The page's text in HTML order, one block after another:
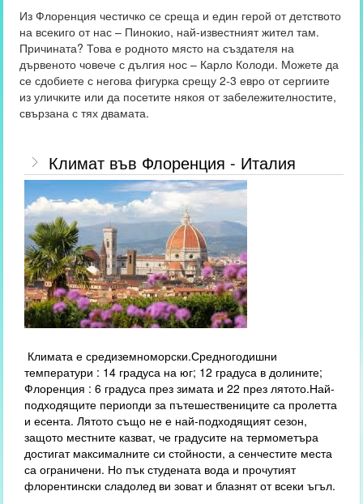
Из Флоренция честичко се среща и един герой от детството
на всекиго от нас – Пинокио, най-известният жител там.
Причината? Това е родното място на създателя на
дървеното човече с дългия нос – Карло Колоди. Можете да
се сдобиете с негова фигурка срещу 2-3 евро от сергиите
из уличките или да посетите някоя от забележителностите,
свързана с тях двамата.
Климат във Флоренция - Италия
Климата е средиземноморски.Средногодишни
температури : 14 градуса на юг; 12 градуса в долините;
Флоренция : 6 градуса през зимата и 22 през лятото.Най-
подходящите периопди за пътешествениците са пролетта
и есента. Лятото също не е най-подходящият сезон,
защото местните казват, че градусите на термометъра
достигат максималните си стойности, а сенчестите места
са ограничени. Но пък студената вода и прочутият
флорентински сладолед ви зоват и блазнят от всеки ъгъл.